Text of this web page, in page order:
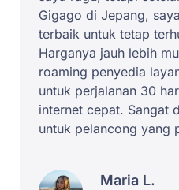
Gigago di Jepang,
terbaik untuk tetap
Harganya jauh lebih
roaming penyedia
untuk perjalanan 30
internet cepat. Sangat
untuk pelancong yang
Maria L.